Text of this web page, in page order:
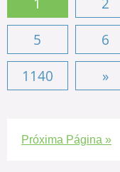
5
6
1140
»
Próxima Página »